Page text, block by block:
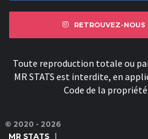
RETROUVEZ-NOUS
Toute reproduction totale ou
MR STATS est interdite, en
Code de la
© 2020 - 2026
MR STATS
|